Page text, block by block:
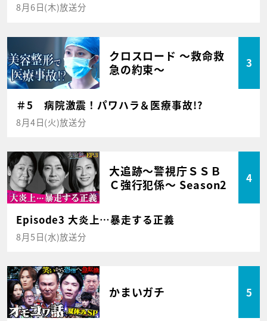
8月6日(木)放送分
クロスロード ～救命救
急の約束～
3
＃5 病院激震！パワハラ＆医療事故!?
8月4日(火)放送分
大追跡～警視庁ＳＳＢ
Ｃ強行犯係～ Season2
4
Episode3 大炎上…暴走する正義
8月5日(水)放送分
かまいガチ 5